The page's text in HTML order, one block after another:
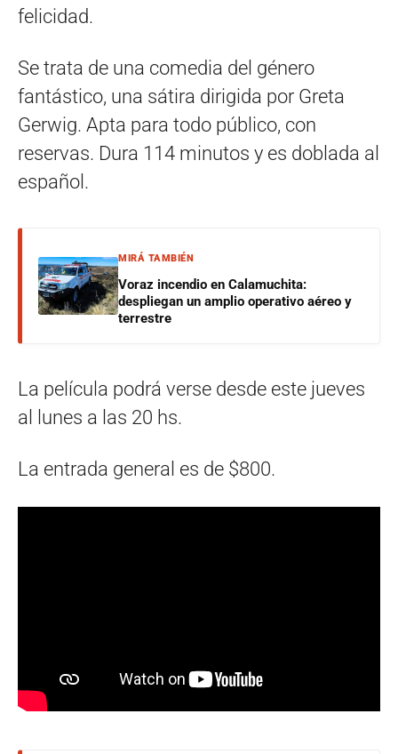
felicidad.
Se trata de una comedia del género
fantástico, una sátira dirigida por Greta
Gerwig. Apta para todo público, con
reservas. Dura 114 minutos y es doblada al
español.
MIRÁ TAMBIÉN
Voraz incendio en Calamuchita:
despliegan un amplio operativo aéreo y
terrestre
La película podrá verse desde este jueves
al lunes a las 20 hs.
La entrada general es de $800.